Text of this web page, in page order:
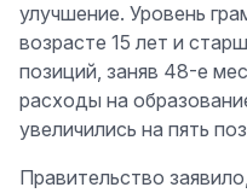
улучшение. Уровень
возрасте 15 лет и
позиций, заняв 48-е
расходы на
увеличились на пять
Правительство